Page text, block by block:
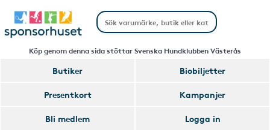
Köp genom denna sida stöttar Svenska Hundklubben Västerås
Butiker
Biobiljetter
Presentkort
Kampanjer
Bli medlem
Logga in